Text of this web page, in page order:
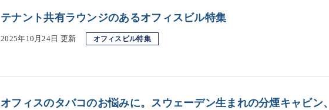
テナント共有ラウンジのあるオフィスビル特集
2025年10月24日 更新 オフィスビル特集
オフィスのタバコのお悩みに。スウェーデン生まれの分煙キャビン、